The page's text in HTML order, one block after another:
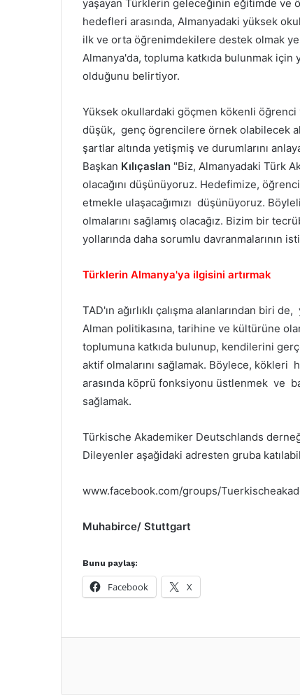
yaşayan Türklerin geleceğinin eğitimde ve
hedefleri arasında, Almanyadaki yüksek
ilk ve orta öğrenimdekilere destek olmak
Almanya'da, topluma katkıda bulunmak
olduğunu belirtiyor.
Yüksek okullardaki göçmen kökenli öğrenci
düşük, genç ögrencilere örnek olabilecek
şartlar altında yetişmiş ve durumlarını
Başkan Kılıçaslan "Biz, Almanyadaki Türk
olacağını düşünüyoruz. Hedefimize,
etmekle ulaşacağımızı düşünüyoruz.
olmalarını sağlamış olacağız. Bizim bir
yollarında daha sorumlu davranmalarının
Türklerin Almanya'ya ilgisini artırmak
TAD'ın ağırlıklı çalışma alanlarından biri
Alman politikasına, tarihine ve kültürüne
toplumuna katkıda bulunup, kendilerini
aktif olmalarını sağlamak. Böylece,
arasında köprü fonksiyonu üstlenmek ve
sağlamak.
Türkische Akademiker Deutschlands
Dileyenler aşağidaki adresten gruba
www.facebook.com/groups/
Muhabirce/ Stuttgart
Bunu paylaş:
Facebook X